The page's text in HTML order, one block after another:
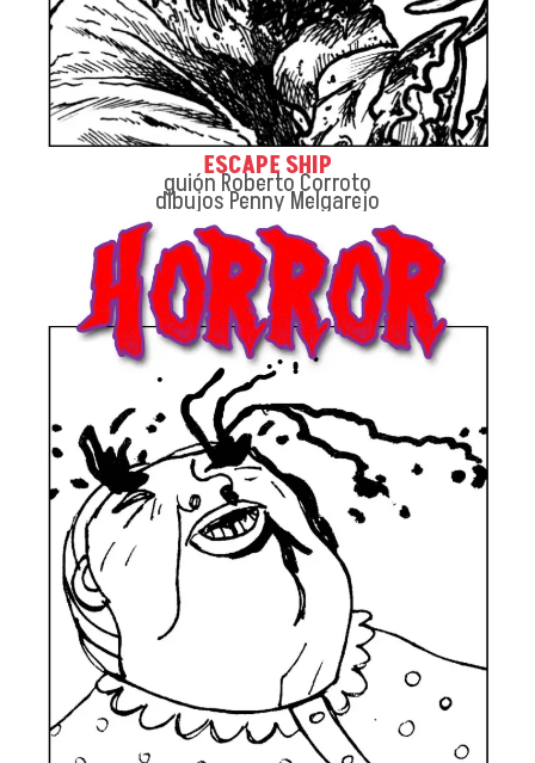
ESCAPE SHIP
guión Roberto Corroto
dibujos Penny Melgarejo